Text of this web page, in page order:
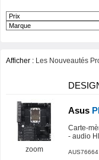
Afficher : Les Nouveautés
zoom
Asus
Carte-
- audio